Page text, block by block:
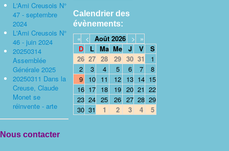
L'Ami Creusois N°
47 - septembre
2024
L'Ami Creusois N°
46 - juin 2024
20250314
Assemblée
Générale 2025
20250311 Dans la
Creuse, Claude
Monet se
réinvente - arte
Nous contacter
Calendrier des
évènements:
« < Août 2026 >
»
D
L Ma Me J V
S
26 27 28 29 30 31
1
2
3 4 5 6 7
8
9
10 11 12 13 14 15
16 17 18 19 20 21 22
23 24 25 26 27 28 29
30 31 1 2 3 4 5